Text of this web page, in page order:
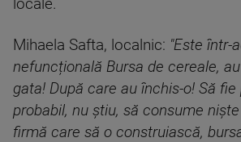
locale.
Mihaela Safta, localnic: "Este într-
nefuncțională Bursa de cereale,
gata! După care au închis-o! Să fie
probabil, nu știu, să consume
firmă care să o construiască,